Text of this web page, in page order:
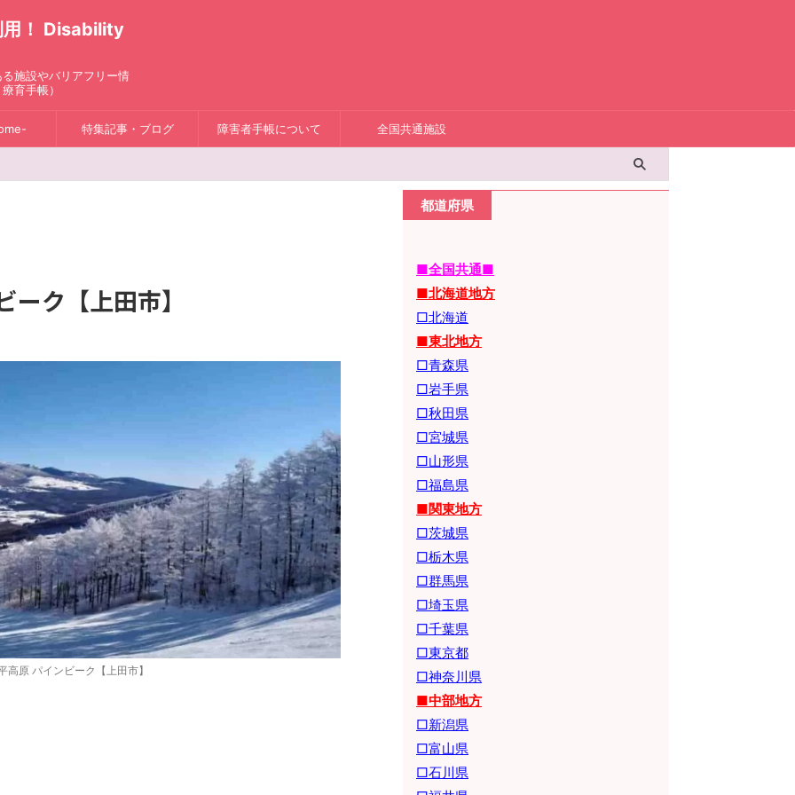
用！ Disability
施設やバリアフリー情
育手帳）
特集記事・ブログ 障害者手帳について 全国共通施設
ク【上田市】
高原 パインビーク【上田市】
都道府県
■全国共通■
■北海道地方
□北海道
■東北地方
□青森県
□岩手県
□秋田県
□宮城県
□山形県
□福島県
■関東地方
□茨城県
□栃木県
□群馬県
□埼玉県
□千葉県
□東京都
□神奈川県
■中部地方
□新潟県
□富山県
□石川県